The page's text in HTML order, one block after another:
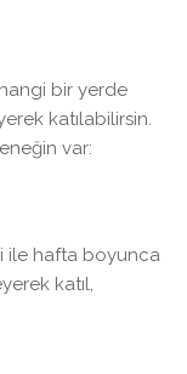
bir yerde
katılabilirsin.
var:
ile hafta boyunca
katıl,